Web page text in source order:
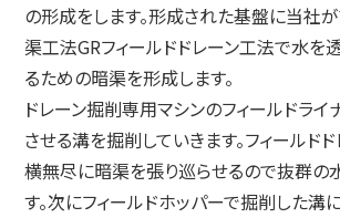
の形成をします。形成された基盤に当社
渠工法GRフィールドドレーン工法で水を
るための暗渠を形成します。
ドレーン掘削専用マシンのフィールドラ
させる溝を掘削していきます。フィールド
横無尽に暗渠を張り巡らせるので抜群の
す。次にフィールドホッパーで掘削した溝